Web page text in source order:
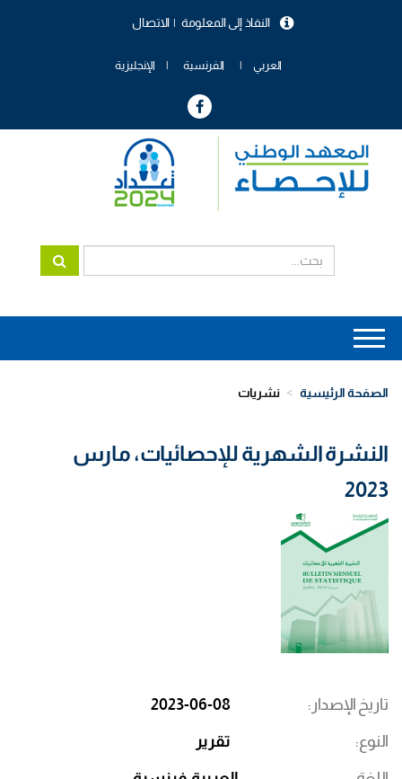
الاتصال النفاذ إلى المعلومة
العربي الفرنسية الإنجليزية
Main
navigation
الصفحة الرئيسية نشريات
النشرة الشهرية للإحصائيات، مارس
2023
تاريخ الإصدار 2023-06-08
النوع تقرير